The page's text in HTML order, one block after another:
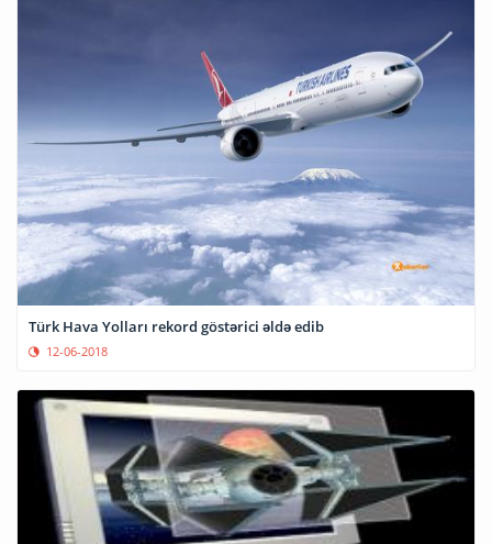
Türk Hava Yolları rekord göstərici əldə edib
12-06-2018